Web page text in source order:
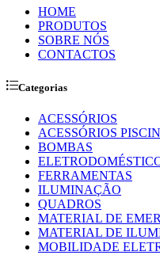
HOME
PRODUTOS
SOBRE NÓS
CONTACTOS
Categorias
ACESSÓRIOS
ACESSÓRIOS
BOMBAS
FERRAMENTAS
ILUMINAÇÃO
QUADROS
MATERIAL DE
MATERIAL DE
MOBILIDADE